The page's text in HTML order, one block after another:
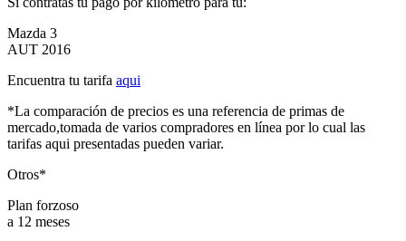
Mazda 3
AUT 2016
Encuentra tu tarifa aqui
*La comparación de precios es una referencia de primas de
mercado,tomada de varios compradores en línea por lo cual las
tarifas aqui presentadas pueden variar.
Otros*
Plan forzoso
a 12 meses